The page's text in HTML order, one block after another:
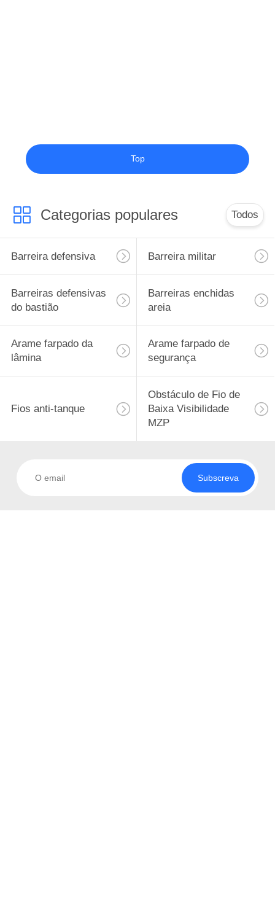
Top
Categorias populares Todos
Barreira defensiva Barreira militar
Barreiras defensivas
do bastião
Barreiras enchidas
areia
Arame farpado da
lâmina
Arame farpado de
segurança
Fios anti-tanque
Obstáculo de Fio de
Baixa Visibilidade
MZP
Subscreva